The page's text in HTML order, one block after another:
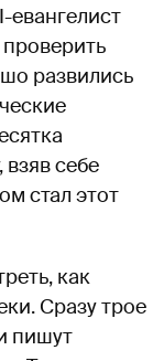
евангелист
развились
себе
стал этот
как
Сразу трое
пишут